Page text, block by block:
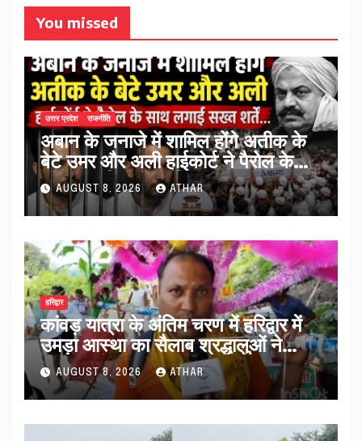
You missed
उत्तर प्रदेश राजनीति
अबान के जनाजे में शामिल होंगे अतीक के
बेटे उमर और अली हाईकोर्ट ने पैरोल के
साथ लगाईं सख्त शर्तें…
AUGUST 8, 2026 ATHAR
हरिद्वार
कांवड़ यात्रा के अंतिम चरण में हरिद्वार में
उमड़ा आस्था का सैलाब श्रद्धालुओं ने
व्यवस्थाओं को सराहा…
AUGUST 8, 2026 ATHAR